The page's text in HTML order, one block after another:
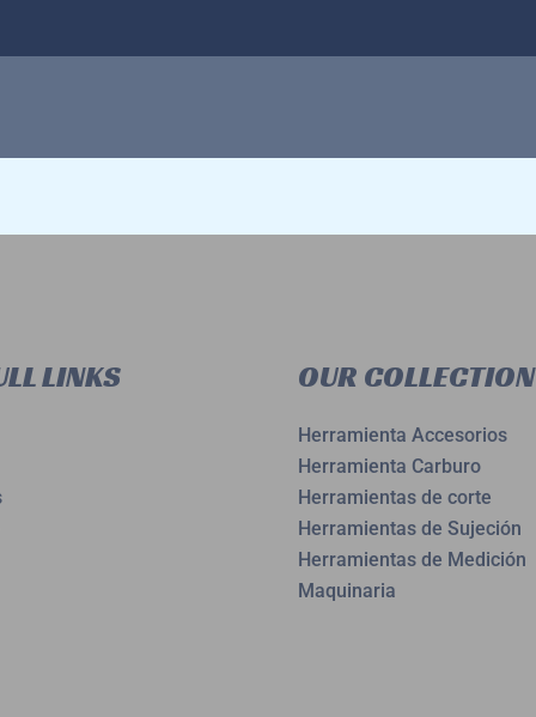
LINKS OUR COLLECTION
Herramienta Accesorios
Herramienta Carburo
Herramientas de corte
Herramientas de Sujeción
Herramientas de Medición
Maquinaria